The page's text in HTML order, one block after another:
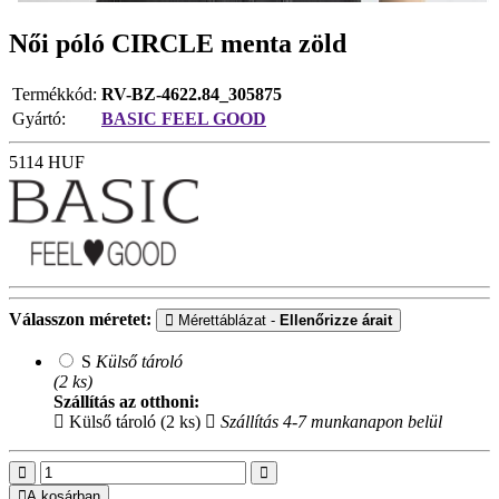
Női póló CIRCLE menta zöld
Termékkód: RV-BZ-4622.84_305875
Gyártó:
BASIC FEEL GOOD
5114 HUF
Válasszon méretet: Mérettáblázat - Ellenőrizze árait
S Külső tároló
(2 ks)
Szállítás az otthoni:
Külső tároló (2 ks)
Szállítás 4-7 munkanapon belül